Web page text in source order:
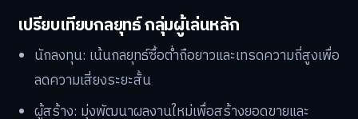
เปรียบเทียบกลยุทธ์ กลุ่มผู้เล่นหลัก
นักลงทุน: เน้นกลยุทธ์ซื้อต่ำถือยาวและเทรดความถี่สูงเพื่อ
ลดความเสี่ยงระยะสั้น
ผู้สร้าง: มุ่งพัฒนาผลงานใหม่เพื่อสร้างยอดขายและ